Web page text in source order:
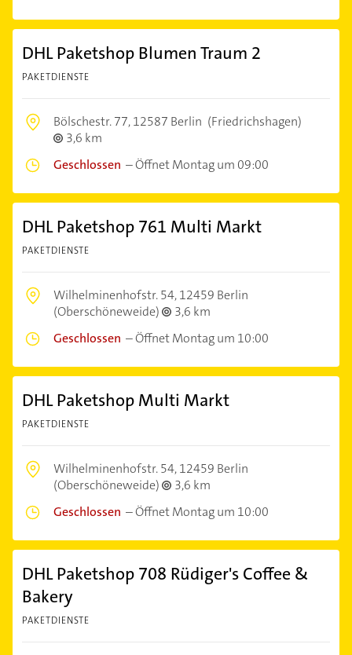
DHL Paketshop Blumen Traum 2
PAKETDIENSTE
Bölschestr. 77,12587 Berlin (Friedrichshagen)
3,6 km
Geschlossen –Öffnet Montag um 09:00
DHL Paketshop 761 Multi Markt
PAKETDIENSTE
Wilhelminenhofstr. 54,12459 Berlin
(Oberschöneweide)
3,6 km
Geschlossen –Öffnet Montag um 10:00
DHL Paketshop Multi Markt
PAKETDIENSTE
Wilhelminenhofstr. 54,12459 Berlin
(Oberschöneweide)
3,6 km
Geschlossen –Öffnet Montag um 10:00
DHL Paketshop 708 Rüdiger's Coffee &
Bakery
PAKETDIENSTE